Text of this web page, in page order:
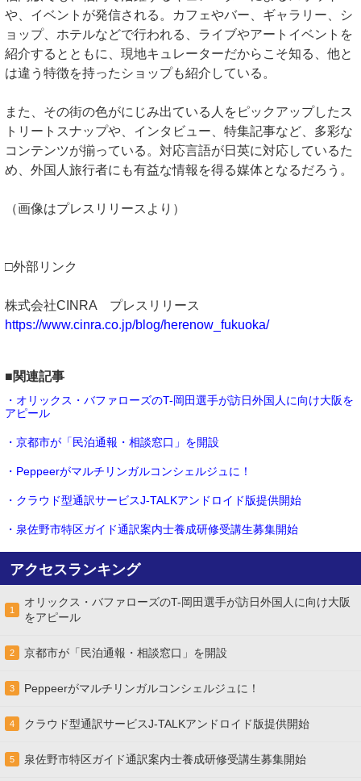
や、イベントが発信される。カフェやバー、ギャラリー、シ
ョップ、ホテルなどで行われる、ライブやアートイベントを
紹介するとともに、現地キュレーターだからこそ知る、他と
は違う特徴を持ったショップも紹介している。
また、その街の色がにじみ出ている人をピックアップしたス
トリートスナップや、インタビュー、特集記事など、多彩な
コンテンツが揃っている。対応言語が日英に対応しているた
め、外国人旅行者にも有益な情報を得る媒体となるだろう。
（画像はプレスリリースより）
□外部リンク
株式会社CINRA プレスリリース
https://www.cinra.co.jp/blog/herenow_fukuoka/
■関連記事
・オリックス・バファローズのT-岡田選手が訪日外国人に向け大阪を
アピール
・京都市が「民泊通報・相談窓口」を開設
・Peppeerがマルチリンガルコンシェルジュに！
・クラウド型通訳サービスJ-TALKアンドロイド版提供開始
・泉佐野市特区ガイド通訳案内士養成研修受講生募集開始
アクセスランキング
1
オリックス・バファローズのT-岡田選手が訪日外国人に向け大阪
をアピール
2 京都市が「民泊通報・相談窓口」を開設
3 Peppeerがマルチリンガルコンシェルジュに！
4 クラウド型通訳サービスJ-TALKアンドロイド版提供開始
5 泉佐野市特区ガイド通訳案内士養成研修受講生募集開始